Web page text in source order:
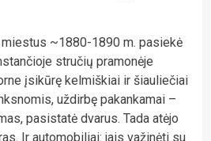
~1880-1890 m. pasiekė
stručių pramonėje
įsikūrę kelmiškiai ir šiauliečiai
uždirbę pakankamai –
pasistatė dvarus. Tada atėjo
Ir automobiliai: jais važinėti su